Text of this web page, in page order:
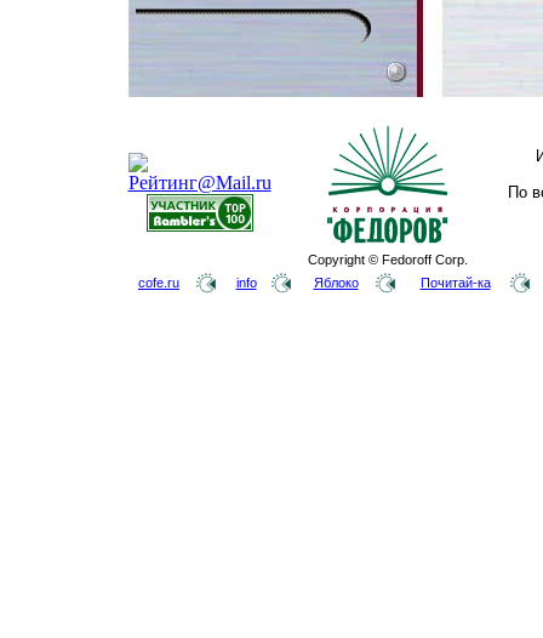
Copyright © Fedoroff Corp.
По
cofe.ru info Яблоко Почитай-ка